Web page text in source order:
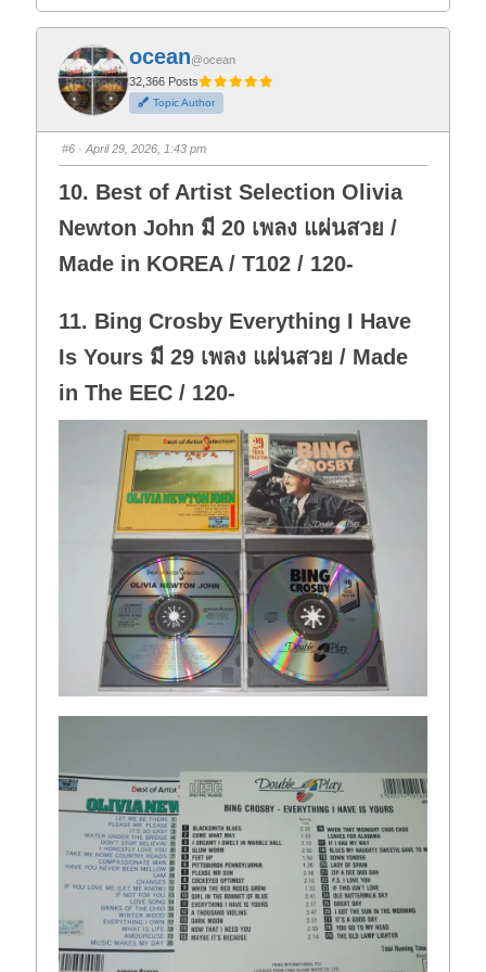
i
f
o
r
t
h
u
m
d
o
n
.
i
o
t
h
u
m
u
p
ocean@ocean
32,366 Posts
Topic Author
#6 · April 29, 2026, 1:43 pm
10. Best of Artist Selection Olivia
Newton John มี 20 เพลง แผ่นสวย /
Made in KOREA / T102 / 120-
11. Bing Crosby Everything I Have
Is Yours มี 29 เพลง แผ่นสวย / Made
in The EEC / 120-